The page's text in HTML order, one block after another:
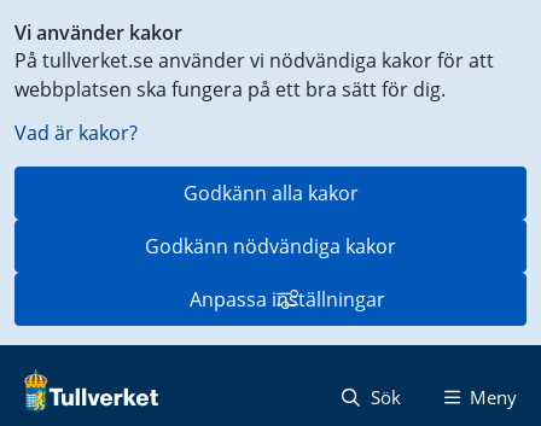
Vi använder kakor
På tullverket.se använder vi nödvändiga kakor för att
webbplatsen ska fungera på ett bra sätt för dig.
Vad är kakor?
Godkänn alla kakor
Godkänn nödvändiga kakor
Anpassa inställningar
till
innehåll
på
aktuell
Sök Meny